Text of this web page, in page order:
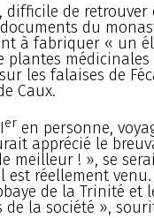
difficile de retrouver
du
à fabriquer « un
plantes médicinales
les falaises de
Caux.
er en personne,
apprécié le
meilleur ! », se
est réellement
de la Trinité et
de la société »,